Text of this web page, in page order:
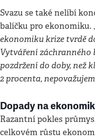
Svazu se také nelíbí
balíčku pro ekonomiku.
ekonomiku krize tvrdě
Vytváření záchranného
pozdržení do doby, než
2 procenta,
Dopady na
Razantní pokles
celkovém růstu